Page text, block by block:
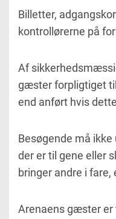
Billetter,
kontrollørerne på
Af
gæster forpligtiget
end anført hvis
Besøgende må
der er til gene eller
bringer andre i
Arenaens gæster